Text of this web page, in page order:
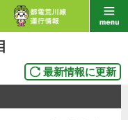
最新情報に更新